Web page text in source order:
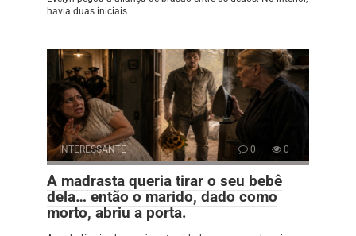
havia duas iniciais
INTERESSANTE 0 0
A madrasta queria tirar o seu bebê
dela… então o marido, dado como
morto, abriu a porta.